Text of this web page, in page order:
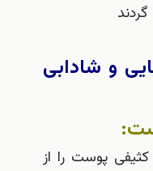
شادابی
را از